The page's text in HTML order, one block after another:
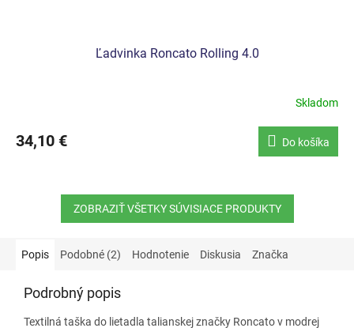
Ľadvinka Roncato Rolling 4.0
Skladom
34,10 € Do košíka
ZOBRAZIŤ VŠETKY SÚVISIACE PRODUKTY
Popis Podobné (2) Hodnotenie Diskusia Značka
Podrobný popis
Textilná taška do lietadla talianskej značky Roncato v modrej